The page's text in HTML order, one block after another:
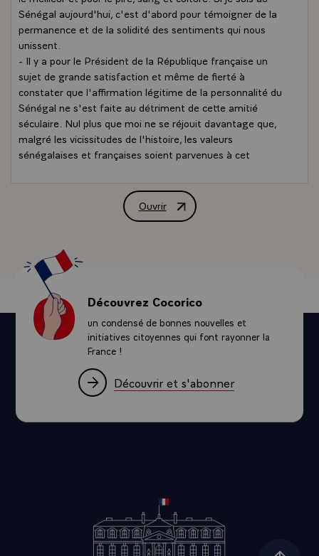
Sénégal aujourd'hui, c'est d'abord pour témoigner de la
permanence et de la solidité des sentiments qui nous
unissent.
- Il y a pour le Président de la République française un
sujet de grande satisfaction et même de fierté à
constater que l'affirmation légitime de la personnalité du
Sénégal ne s'est faite au détriment de cette amitié
séculaire. Nul plus que moi ne se réjouit davantage que,
malgré les vicissitudes de l'histoire, les valeurs
sénégalaises et françaises soient parvenues à cet
et une coopération exemplaire.
- Monsieur le président, si vous le voulez bien, c'est sous
entente et coopération que nous placerons cette
rencontre. Je suis certain, pour ma part, qu'elle
resserrera encore tout ce qui nous unit.
- Vive le Sénégal !
- Vive la France !\
Ouvrir
Allocution de M. François Mitterrand,
Découvrez Cocorico
un condensé de bonnes nouvelles et
initiatives citoyennes qui font rayonner la
France !
Découvrir et s'abonner